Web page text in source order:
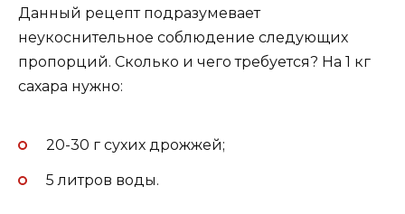
Данный рецепт подразумевает
неукоснительное соблюдение следующих
пропорций. Сколько и чего требуется? На 1 кг
сахара нужно:
20-30 г сухих дрожжей;
5 литров воды.